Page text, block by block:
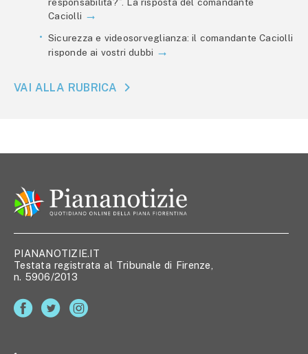
responsabilità?”. La risposta del comandante
Caciolli
Sicurezza e videosorveglianza: il comandante Caciolli
risponde ai vostri dubbi
VAI ALLA RUBRICA
PIANANOTIZIE.IT
Testata registrata al Tribunale di Firenze,
n. 5906/2013